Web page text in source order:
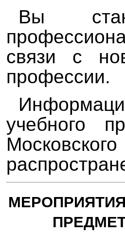
Вы
связи с
профессии.
учебного